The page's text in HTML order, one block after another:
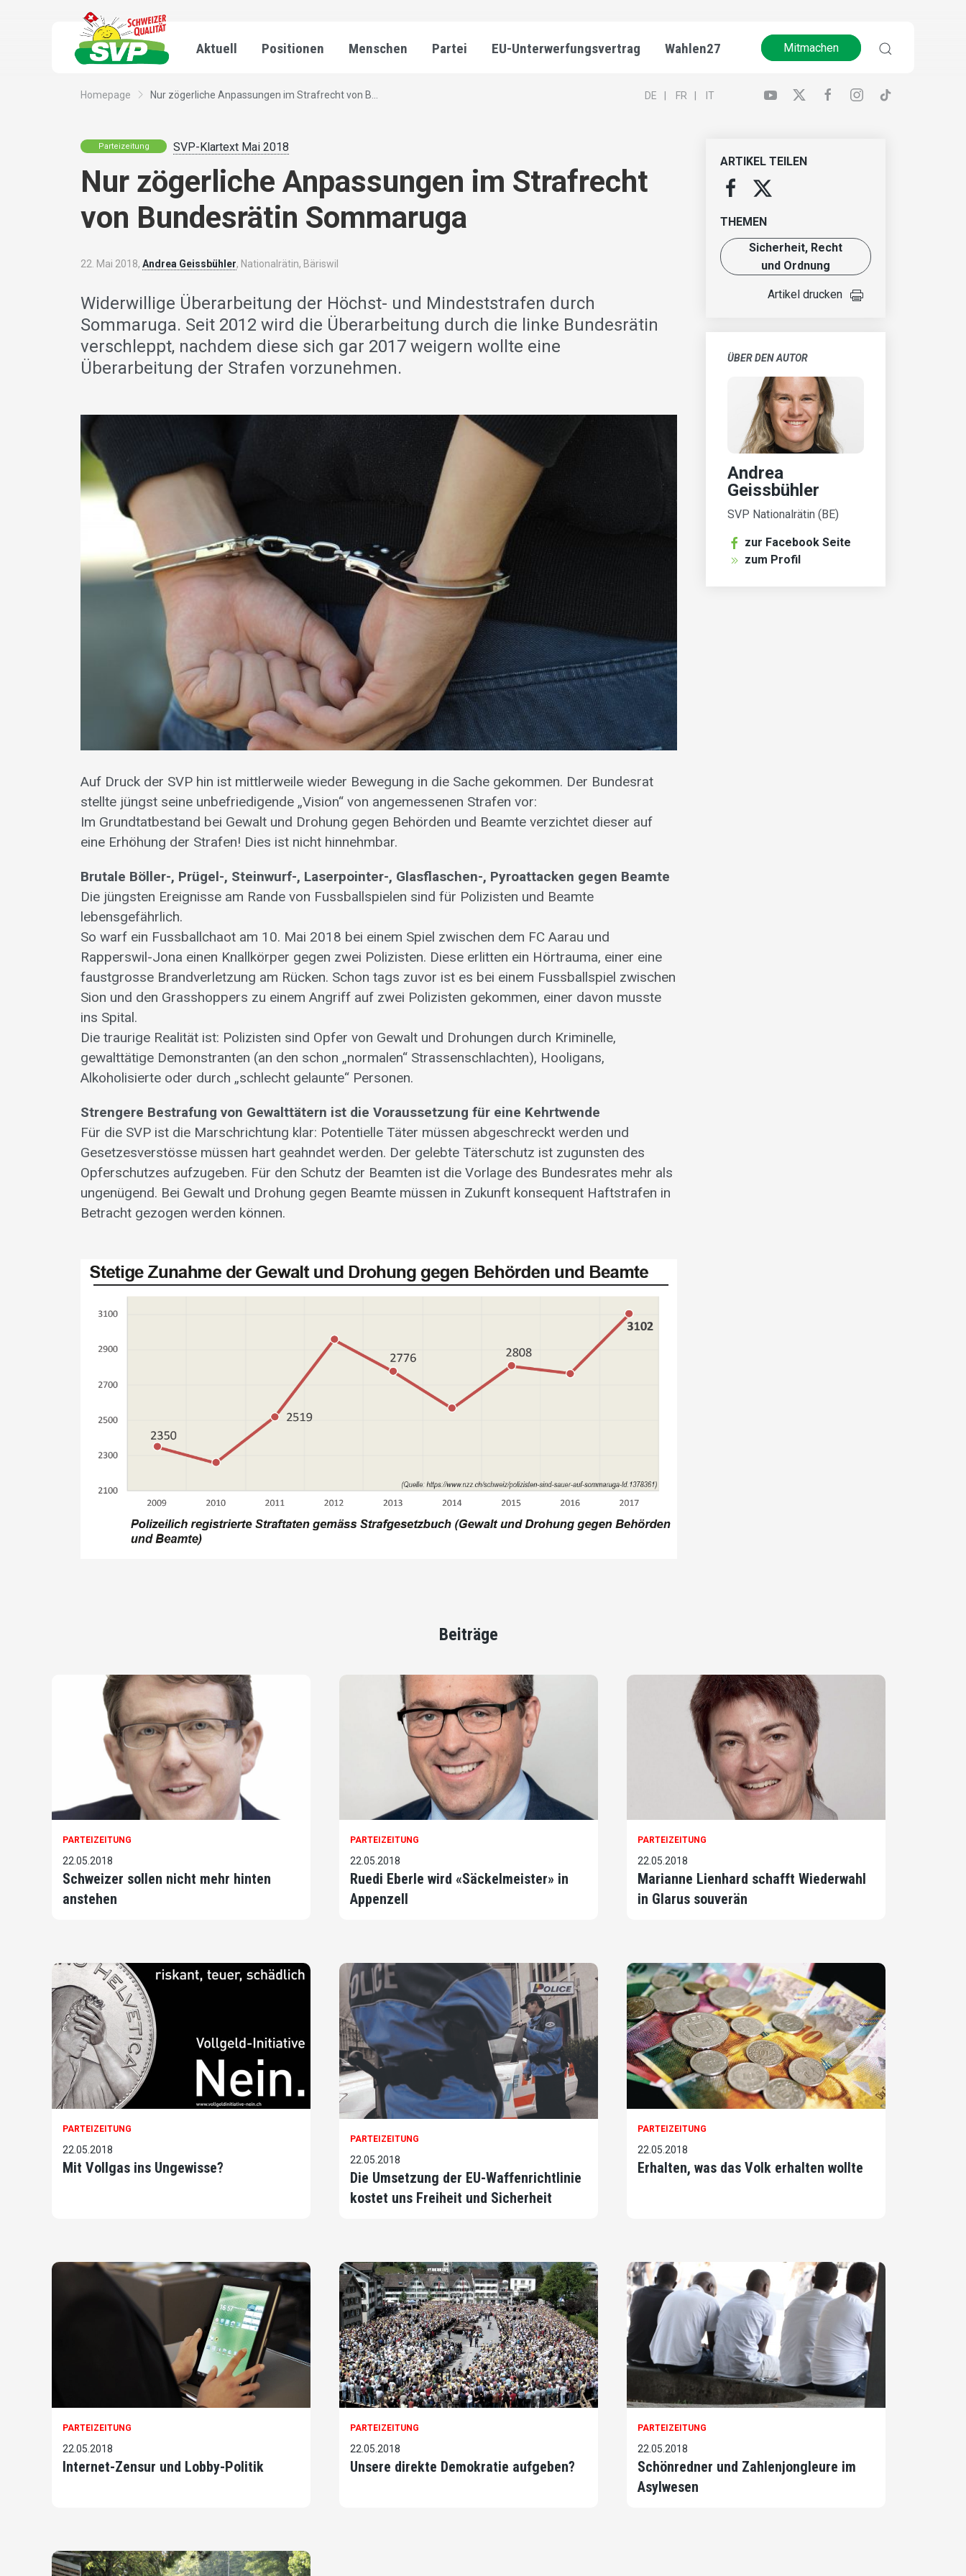
Aktuell Positionen Menschen Partei EU-Unterwerfungsvertrag Wahlen27 Mitmachen
Homepage Nur zögerliche Anpassungen im Strafrecht von B... DE FR IT
Parteizeitung SVP-Klartext Mai 2018
Nur zögerliche Anpassungen im Strafrecht
von Bundesrätin Sommaruga
22. Mai 2018, Andrea Geissbühler, Nationalrätin, Bäriswil
Widerwillige Überarbeitung der Höchst- und Mindeststrafen durch
Sommaruga. Seit 2012 wird die Überarbeitung durch die linke Bundesrätin
verschleppt, nachdem diese sich gar 2017 weigern wollte eine
Überarbeitung der Strafen vorzunehmen.
Auf Druck der SVP hin ist mittlerweile wieder Bewegung in die Sache gekommen. Der Bundesrat
stellte jüngst seine unbefriedigende „Vision“ von angemessenen Strafen vor:
Im Grundtatbestand bei Gewalt und Drohung gegen Behörden und Beamte verzichtet dieser auf
eine Erhöhung der Strafen! Dies ist nicht hinnehmbar.
Brutale Böller-, Prügel-, Steinwurf-, Laserpointer-, Glasflaschen-, Pyroattacken gegen Beamte
Die jüngsten Ereignisse am Rande von Fussballspielen sind für Polizisten und Beamte
lebensgefährlich.
So warf ein Fussballchaot am 10. Mai 2018 bei einem Spiel zwischen dem FC Aarau und
Rapperswil-Jona einen Knallkörper gegen zwei Polizisten. Diese erlitten ein Hörtrauma, einer eine
faustgrosse Brandverletzung am Rücken. Schon tags zuvor ist es bei einem Fussballspiel zwischen
Sion und den Grasshoppers zu einem Angriff auf zwei Polizisten gekommen, einer davon musste
ins Spital.
Die traurige Realität ist: Polizisten sind Opfer von Gewalt und Drohungen durch Kriminelle,
gewalttätige Demonstranten (an den schon „normalen“ Strassenschlachten), Hooligans,
Alkoholisierte oder durch „schlecht gelaunte“ Personen.
Strengere Bestrafung von Gewalttätern ist die Voraussetzung für eine Kehrtwende
Für die SVP ist die Marschrichtung klar: Potentielle Täter müssen abgeschreckt werden und
Gesetzesverstösse müssen hart geahndet werden. Der gelebte Täterschutz ist zugunsten des
Opferschutzes aufzugeben. Für den Schutz der Beamten ist die Vorlage des Bundesrates mehr als
ungenügend. Bei Gewalt und Drohung gegen Beamte müssen in Zukunft konsequent Haftstrafen in
Betracht gezogen werden können.
ARTIKEL TEILEN
THEMEN
Sicherheit, Recht
und Ordnung
Artikel drucken
ÜBER DEN AUTOR
Andrea
Geissbühler
SVP Nationalrätin (BE)
zur Facebook Seite
zum Profil
Beiträge
PARTEIZEITUNG
22.05.2018
Schweizer sollen nicht mehr hinten
anstehen
PARTEIZEITUNG
22.05.2018
Ruedi Eberle wird «Säckelmeister» in
Appenzell
PARTEIZEITUNG
22.05.2018
Marianne Lienhard schafft Wiederwahl
in Glarus souverän
PARTEIZEITUNG
22.05.2018
Mit Vollgas ins Ungewisse?
PARTEIZEITUNG
22.05.2018
Die Umsetzung der EU-Waffenrichtlinie
kostet uns Freiheit und Sicherheit
PARTEIZEITUNG
22.05.2018
Erhalten, was das Volk erhalten wollte
PARTEIZEITUNG
22.05.2018
Internet-Zensur und Lobby-Politik
PARTEIZEITUNG
22.05.2018
Unsere direkte Demokratie aufgeben?
PARTEIZEITUNG
22.05.2018
Schönredner und Zahlenjongleure im
Asylwesen